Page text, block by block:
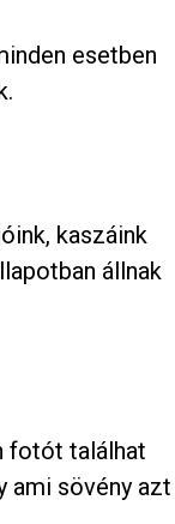
esetben
kaszáink
állnak
fotót találhat
ami sövény azt